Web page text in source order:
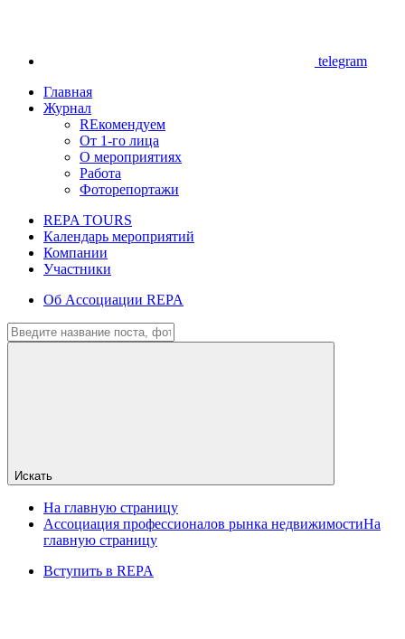
telegram
Главная
Журнал
REкомендуем
От 1-го лица
О мероприятиях
Работа
Фоторепортажи
REPA TOURS
Календарь мероприятий
Компании
Участники
Об Ассоциации REPA
Искать
На главную страницу
Ассоциация профессионалов рынка недвижимостиНа
главную страницу
Вступить в REPA